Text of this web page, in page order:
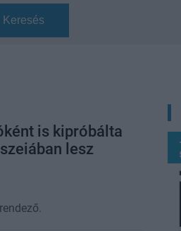
Keresés
is kipróbálta
lesz